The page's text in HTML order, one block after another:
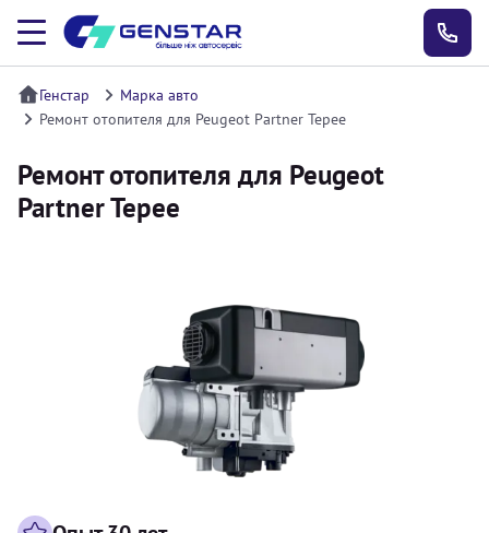
Генстар
Марка авто
Ремонт отопителя для Peugeot Partner Tepee
Ремонт отопителя для Peugeot
Partner Tepee